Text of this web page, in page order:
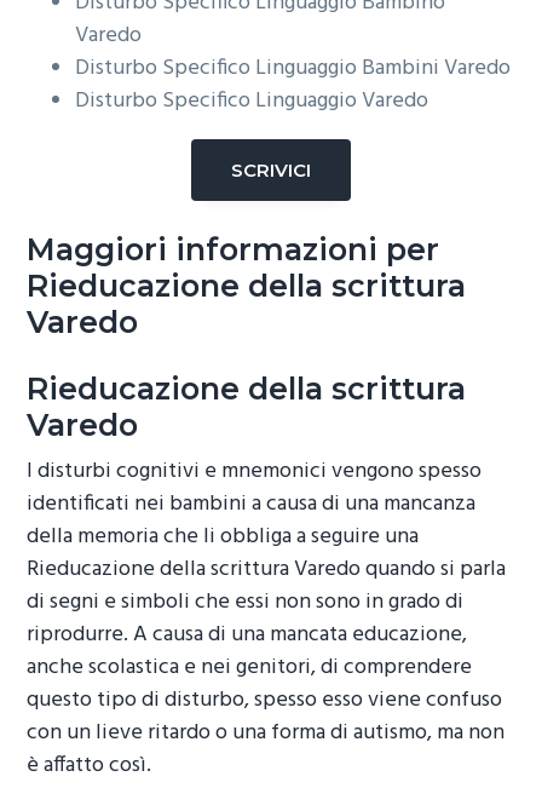
Varedo
Disturbo Specifico Linguaggio BambiniVaredo
Disturbo Specifico LinguaggioVaredo
SCRIVICI
Maggiori informazioni per
Rieducazione della scrittura
Varedo
Rieducazione della scrittura
Varedo
I disturbi cognitivi e mnemonici vengono spesso
identificati nei bambini a causa di una mancanza
della memoria che li obbliga a seguire una
Rieducazione della scrittura Varedoquando si parla
di segni e simboli che essi non sono in grado di
riprodurre. A causa di una mancata educazione,
anche scolastica e nei genitori, di comprendere
questo tipo di disturbo, spesso esso viene confuso
con un lieve ritardo o una forma di autismo, ma non
è affatto così.